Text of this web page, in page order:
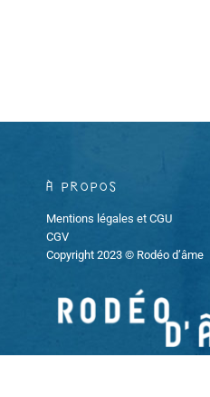
À propos
Mentions légales et CGU
CGV
Copyright 2023 © Rodéo d’âme